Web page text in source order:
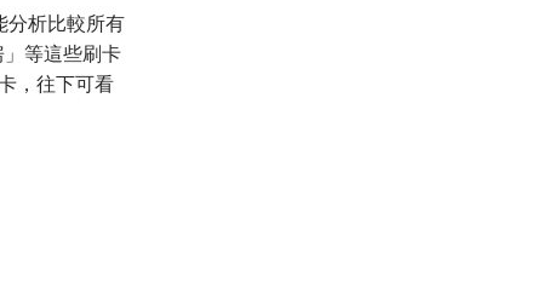
分析比較所有
等這些刷卡
，往下可看